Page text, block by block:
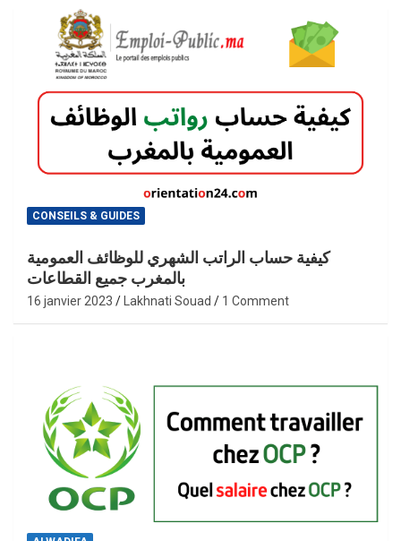
CONSEILS & GUIDES
كيفية حساب الراتب الشهري للوظائف العمومية
بالمغرب جميع القطاعات
16 janvier 2023 Lakhnati Souad 1 Comment